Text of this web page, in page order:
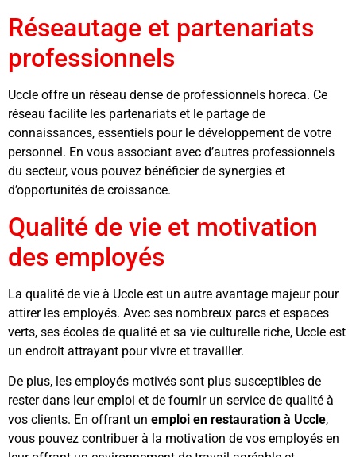
Réseautage et partenariats
professionnels
Uccle offre un réseau dense de professionnels horeca. Ce
réseau facilite les partenariats et le partage de
connaissances, essentiels pour le développement de votre
personnel. En vous associant avec d’autres professionnels
du secteur, vous pouvez bénéficier de synergies et
d’opportunités de croissance.
Qualité de vie et motivation
des employés
La qualité de vie à Uccle est un autre avantage majeur pour
attirer les employés. Avec ses nombreux parcs et espaces
verts, ses écoles de qualité et sa vie culturelle riche, Uccle est
un endroit attrayant pour vivre et travailler.
De plus, les employés motivés sont plus susceptibles de
rester dans leur emploi et de fournir un service de qualité à
vos clients. En offrant un emploi en restauration à Uccle,
vous pouvez contribuer à la motivation de vos employés en